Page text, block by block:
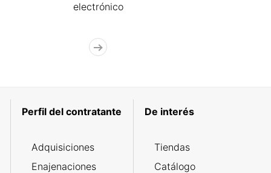
electrónico
Perfil del contratante
Adquisiciones
Enajenaciones
De interés
Tiendas
Catálogo